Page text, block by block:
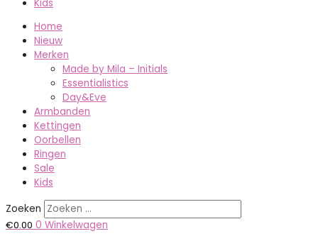
Kids
Home
Nieuw
Merken
Made by Mila – Initials
Essentialistics
Day&Eve
Armbanden
Kettingen
Oorbellen
Ringen
Sale
Kids
Zoeken
€0.00 0 Winkelwagen